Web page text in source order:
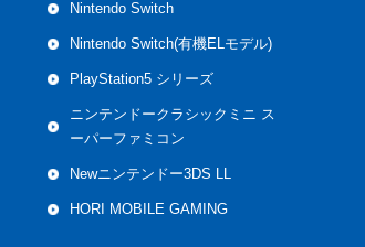
Nintendo Switch
Nintendo Switch(有機ELモデル)
PlayStation5 シリーズ
ニンテンドークラシックミニ ス
ーパーファミコン
Newニンテンドー3DS LL
HORI MOBILE GAMING